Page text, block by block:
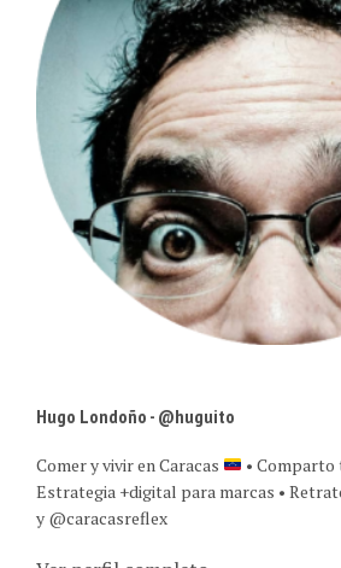
Hugo Londoño - @huguito
Comer y vivir en Caracas
•
Estrategia +digital para marcas •
y @caracasreflex
Ver perfil completo →